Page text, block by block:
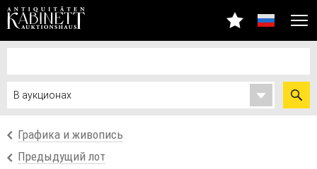
Графика и живопись
Предыдущий лот